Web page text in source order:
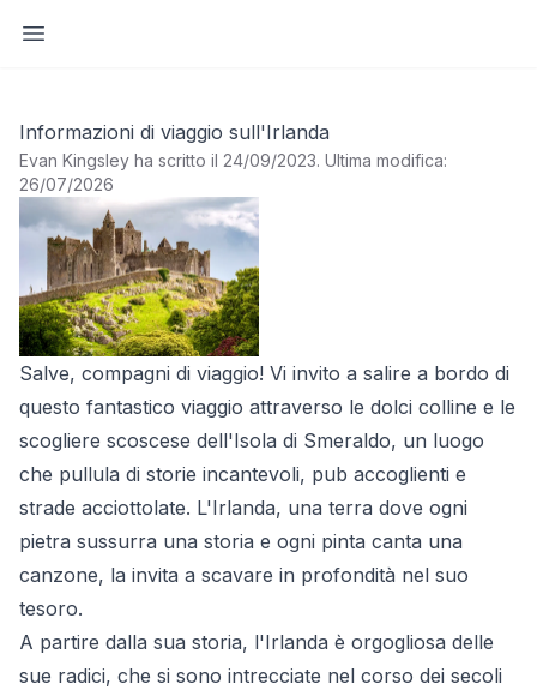
Apri barra laterale
Informazioni di viaggio sull'Irlanda
Evan Kingsley ha scritto il 24/09/2023. Ultima modifica:
26/07/2026
Salve, compagni di viaggio! Vi invito a salire a bordo di
questo fantastico viaggio attraverso le dolci colline e le
scogliere scoscese dell'Isola di Smeraldo, un luogo
che pullula di storie incantevoli, pub accoglienti e
strade acciottolate. L'Irlanda, una terra dove ogni
pietra sussurra una storia e ogni pinta canta una
canzone, la invita a scavare in profondità nel suo
tesoro.
A partire dalla sua storia, l'Irlanda è orgogliosa delle
sue radici, che si sono intrecciate nel corso dei secoli